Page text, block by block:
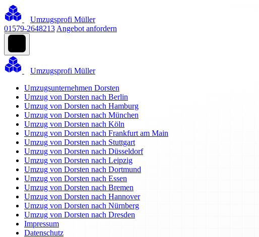
Umzugsprofi Müller
01579-2648213 Angebot anfordern
Umzugsprofi Müller
Umzugsunternehmen Dorsten
Umzug von Dorsten nach Berlin
Umzug von Dorsten nach Hamburg
Umzug von Dorsten nach München
Umzug von Dorsten nach Köln
Umzug von Dorsten nach Frankfurt am Main
Umzug von Dorsten nach Stuttgart
Umzug von Dorsten nach Düsseldorf
Umzug von Dorsten nach Leipzig
Umzug von Dorsten nach Dortmund
Umzug von Dorsten nach Essen
Umzug von Dorsten nach Bremen
Umzug von Dorsten nach Hannover
Umzug von Dorsten nach Nürnberg
Umzug von Dorsten nach Dresden
Impressum
Datenschutz